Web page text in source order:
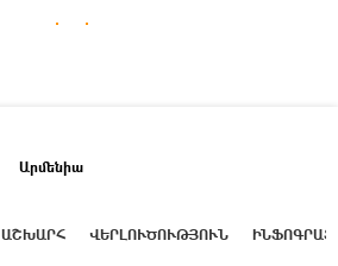
Արմենիա
ԱՇԽԱՐՀ ՎԵՐԼՈՒԾՈՒԹՅՈՒՆ